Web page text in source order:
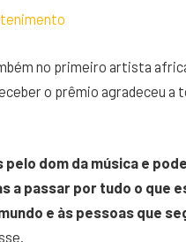
no primeiro artista
o prêmio agradeceu a
pelo dom da música e
a passar por tudo o que
e às pessoas que